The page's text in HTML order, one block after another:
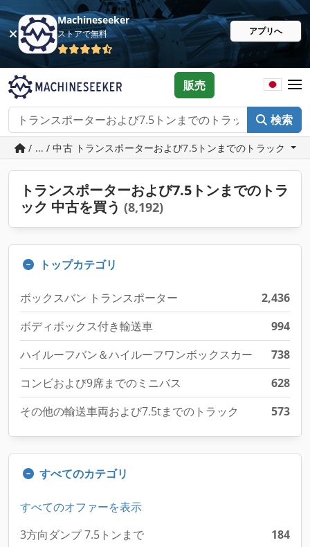
Machineseeker
ストアで無料 アプリへ
検索
販売
/ ... / 中古 トランスポーターおよび7.5トンまでのトラック
トランスポーターおよび7.5トンまでのトラ
ック 中古を買う (8,192)
トップカテゴリ
ボックスバン トランスポーター
2,436
ボディボックス付き輸送車
994
ハイルーフバン＆ハイルーフワンボックスカー
738
コンビおよび9席までのミニバス
628
その他の輸送車両および7.5tまでのトラック
573
すべてのカテゴリ
すべてのオファーを表示
3方向ダンプ 7.5トンまで
184